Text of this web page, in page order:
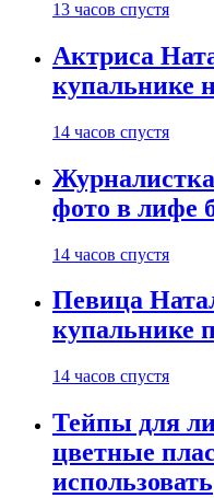
13 часов спустя
Актриса
купальнике
14 часов спустя
фото в лифе
14 часов спустя
Певица
купальнике
14 часов спустя
Тейпы для
цветные
использовать